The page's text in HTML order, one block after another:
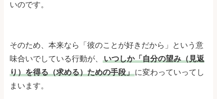
いのです。
そのため、本来なら「彼のことが好きだから」という意
味合いでしている行動が、
いつしか「自分の望み（見返
り）を得る（求める）ための手段」に変わっていってし
まいます。